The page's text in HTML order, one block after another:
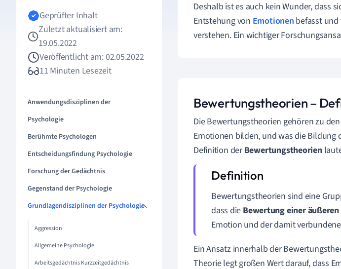
Geprüfter Inhalt
Zuletzt aktualisiert am:
19.05.2022
Veröffentlicht am: 02.05.2022
11 Minuten Lesezeit
Anwendungsdisziplinen der
Psychologie
Berühmte Psychologen
Entscheidungsfindung Psychologie
Forschung der Gedächtnis
Gegenstand der Psychologie
Grundlagendisziplinen der Psychologie
Aggression
Allgemeine Psychologie
Arbeitsgedächtnis Kurzzeitgedächtnis
Deshalb ist es auch kein Wunder, dass
Entstehung von Emotionen befasst
verstehen. Ein wichtiger
Bewertungstheorien –
Die Bewertungstheorien gehören zu
Emotionen bilden, und was die Bildung
Definition derBewertungstheorien
Bewertungstheorien sind eine
dass die Bewertung einer
Emotion und der damit
Ein Ansatz innerhalb der
Theorie legt großen Wert darauf, dass